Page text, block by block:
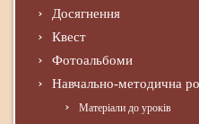
Досягнення
Квест
Фотоальбоми
Навчально-методична
Матеріали до уроків